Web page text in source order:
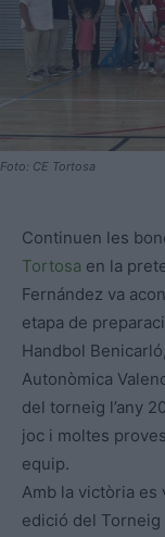
Foto: CE Tortosa
Continuen les
Tortosa en la
Fernández va
etapa de
Handbol
Autonòmica
del torneig l’any
joc i moltes
equip.
Amb la victòria es
edició del